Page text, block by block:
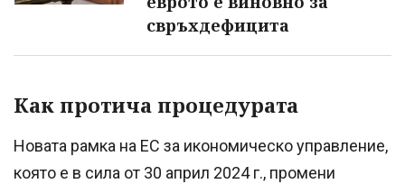
свръхдефицита
Как протича процедурата
Новата рамка на ЕС за икономическо управление,
която е в сила от 30 април 2024 г., промени